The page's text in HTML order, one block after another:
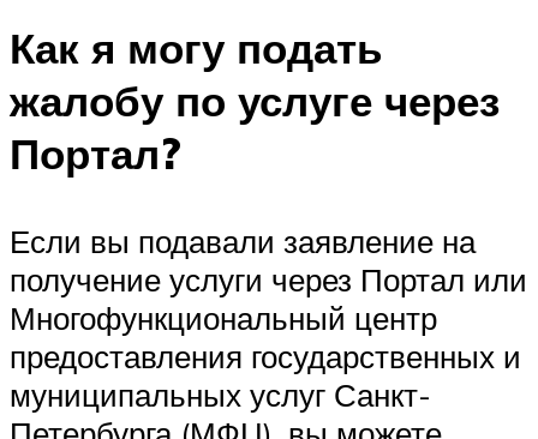
Как я могу подать
жалобу по услуге через
Портал?
Если вы подавали заявление на
получение услуги через Портал или
Многофункциональный центр
предоставления государственных и
муниципальных услуг Санкт-